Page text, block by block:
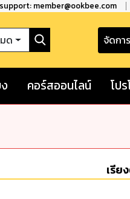
member@ookbee.com
ด จัดกา
คอร์สออนไลน์ โป
เรีย